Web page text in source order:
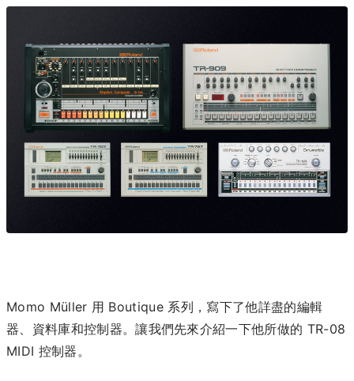
Momo Müller 用 Boutique 系列，寫下了他詳盡的編輯
器、資料庫和控制器。讓我們先來介紹一下他所做的 TR-08
MIDI 控制器。